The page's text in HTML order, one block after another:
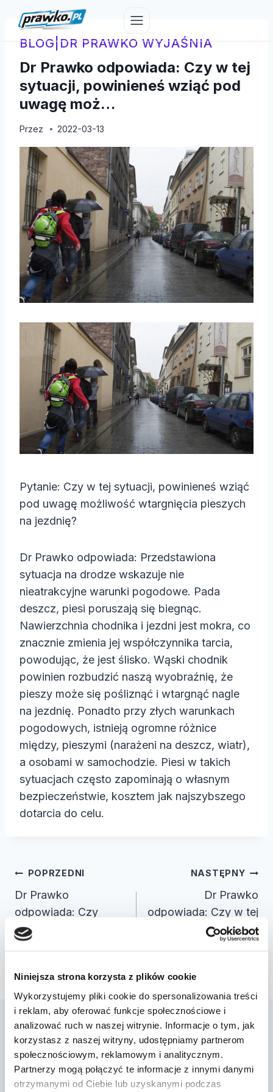
Niniejsza strona korzysta z plików cookie
Wykorzystujemy pliki cookie do spersonalizowania treści
i reklam, aby oferować funkcje społecznościowe i
analizować ruch w naszej witrynie. Informacje o tym, jak
korzystasz z naszej witryny, udostępniamy partnerom
społecznościowym, reklamowym i analitycznym.
Partnerzy mogą połączyć te informacje z innymi danymi
otrzymanymi od Ciebie lub uzyskanymi podczas
treściBLOG| DR PRAWKO WYJAŚNIA
Dr Prawko odpowiada: Czy w tej
sytuacji, powinieneś wziąć pod
uwagę moż…
Przez 2022-03-13
Pytanie: Czy w tej sytuacji, powinieneś wziąć
pod uwagę możliwość wtargnięcia pieszych
na jezdnię?
Dr Prawko odpowiada: Przedstawiona
sytuacja na drodze wskazuje nie
nieatrakcyjne warunki pogodowe. Pada
deszcz, piesi poruszają się biegnąc.
Nawierzchnia chodnika i jezdni jest mokra, co
znacznie zmienia jej współczynnika tarcia,
powodując, że jest ślisko. Wąski chodnik
powinien rozbudzić naszą wyobraźnię, że
pieszy może się pośliznąć i wtargnąć nagle
na jezdnię. Ponadto przy złych warunkach
pogodowych, istnieją ogromne różnice
między, pieszymi (narażeni na deszcz, wiatr),
a osobami w samochodzie. Piesi w takich
sytuacjach często zapominają o własnym
bezpieczeństwie, kosztem jak najszybszego
dotarcia do celu.
Nawigacja
wpisu
POPRZEDNI
Dr Prawko
odpowiada: Czy
spożycie amfetaminy
NASTĘPNY
Dr Prawko
odpowiada: Czy w tej
sytuacji masz prawo
zatrzymać pojazd
Podobne wpisy